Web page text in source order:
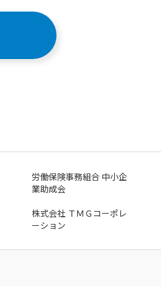
労働保険事務組合 中小企
業助成会
株式会社 ＴＭＧコーポレ
ーション